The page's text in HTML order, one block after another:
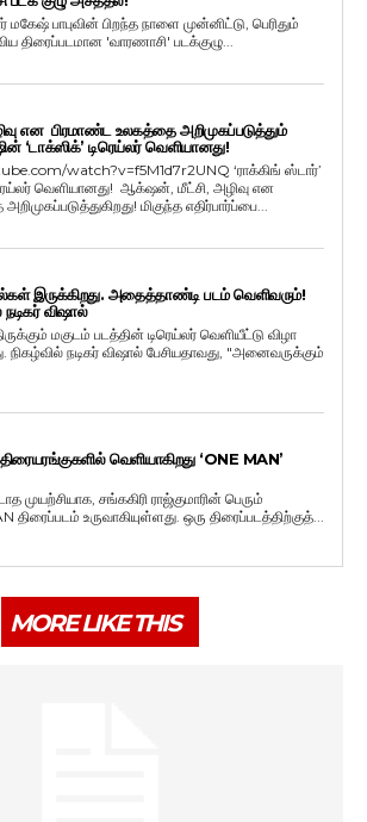
மகேஷ் பாபுவின் பிறந்த நாளை முன்னிட்டு, பெரிதும்
திரைப்படமான 'வாரணாசி' படக்குழு...
என பிரமாண்ட உலகத்தை அறிமுகப்படுத்தும்
‘டாக்ஸிக்’ டிரெய்லர் வெளியானது!
watch?v=f5M1d7r2UNQ ‘ராக்கிங் ஸ்டார்’
வெளியானது! ஆக்‌ஷன், மீட்சி, அழிவு என
பிரம்மாண்ட உலகத்தை அறிமுகப்படுத்துகிறது! மிகுந்த எதிர்பார்ப்பை...
இருக்கிறது. அதைத்தாண்டி படம் வெளிவரும்!
விஷால்
மகுடம் படத்தின் டிரெய்லர் வெளியீட்டு விழா
வெளியாகிறது ‘ONE MAN’
முயற்சியாக, சங்ககிரி ராஜ்குமாரின் பெரும்
திரைப்படம் உருவாகியுள்ளது. ஒரு திரைப்படத்திற்குத்...
MORE LIKE THIS